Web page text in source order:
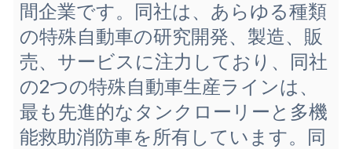
間企業です。同社は、あらゆる種類
の特殊自動車の研究開発、製造、販
売、サービスに注力しており、同社
の2つの特殊自動車生産ラインは、
最も先進的なタンクローリーと多機
能救助消防車を所有しています。同